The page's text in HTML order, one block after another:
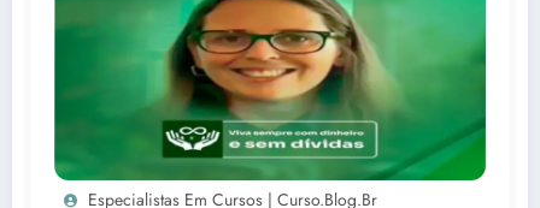
Especialistas Em Cursos | Curso.blog.br